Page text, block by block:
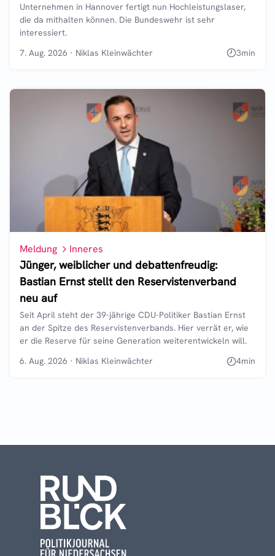
Unternehmen in Hannover fertigt nun Hochleistungslaser,
die da mithalten können. Die Bundeswehr ist sehr
interessiert.
7. Aug. 2026 · Niklas Kleinwächter 3min
Meldung Inneres
Jünger, weiblicher und debattenfreudig:
Bastian Ernst stellt den Reservistenverband
neu auf
Seit April steht der 39-jährige CDU-Politiker Bastian Ernst
an der Spitze des Reservistenverbands. Hier verrät er, wie
er die Reserve für seine Generation weiterentwickeln will.
6. Aug. 2026 · Niklas Kleinwächter 4min